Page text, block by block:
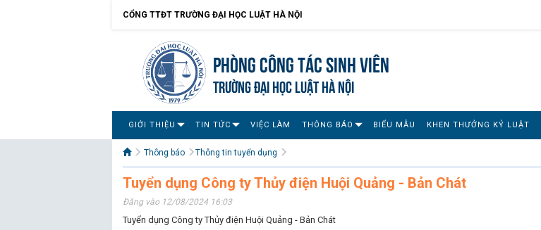
CỔNG TTĐT TRƯỜNG ĐẠI HỌC LUẬT HÀ NỘI
Phòng Công tác sinh viên
TRƯỜNG ĐẠI HỌC LUẬT HÀ NỘI
GIỚI THIỆU TIN TỨC VIỆC LÀM THÔNG BÁO BIỂU MẪU KHEN THƯỞNG KỶ LUẬT
Thông báo Thông tin tuyển dụng
Tuyển dụng Công ty Thủy điện Huội Quảng - Bản Chát
Đăng vào 12/08/2024 16:03
Tuyển dụng Công ty Thủy điện Huội Quảng - Bản Chát